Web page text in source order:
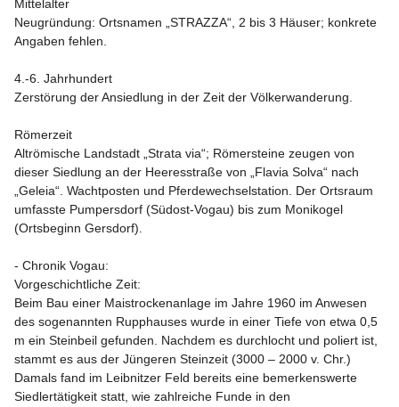
- Chronik Vogau:
Vorgeschichtliche Zeit:
Beim Bau einer Maistrockenanlage im Jahre 1960 im Anwesen
des sogenannten Rupphauses wurde in einer Tiefe von etwa 0,5
m ein Steinbeil gefunden. Nachdem es durchlocht und poliert ist,
stammt es aus der Jüngeren Steinzeit (3000 – 2000 v. Chr.)
Damals fand im Leibnitzer Feld bereits eine bemerkenswerte
Siedlertätigkeit statt, wie zahlreiche Funde in den